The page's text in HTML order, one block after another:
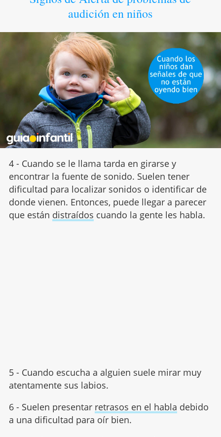
audición en niños
4 - Cuando se le llama tarda en girarse y
encontrar la fuente de sonido. Suelen tener
dificultad para localizar sonidos o identificar de
donde vienen. Entonces, puede llegar a parecer
que están distraídos cuando la gente les habla.
5 - Cuando escucha a alguien suele mirar muy
atentamente sus labios.
6 - Suelen presentar retrasos en el habla debido
a una dificultad para oír bien.